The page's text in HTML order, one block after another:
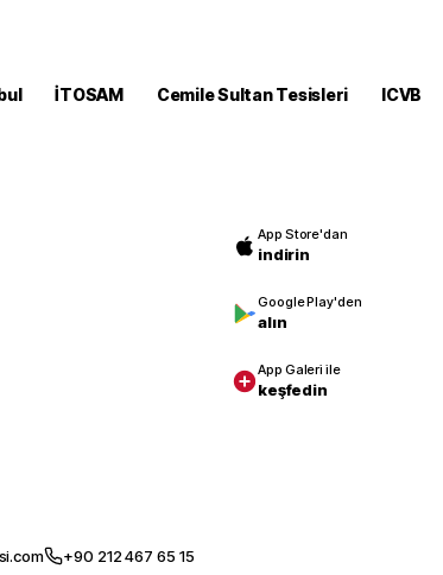
İTOSAM Cemile Sultan Tesisleri
ICVB
App Store'dan
indirin
Google Play'den
alın
App Galeri ile
keşfedin
+90 212 467 65 15